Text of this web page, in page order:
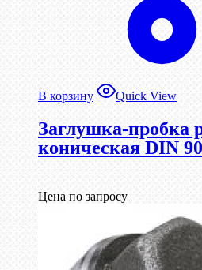
В корзину Quick View
Заглушка-пробка
коническая DIN
Цена по запросу